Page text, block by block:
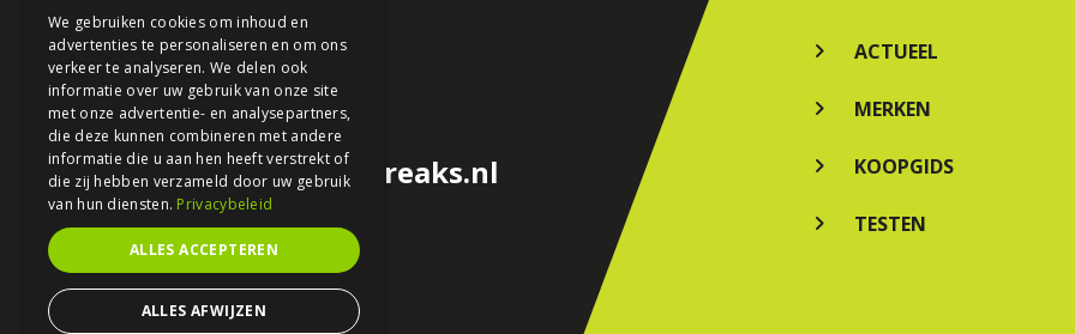
redactie@motorfreaks.nl
ACTUEEL
MERKEN
KOOPGIDS
TESTEN
We gebruiken cookies om inhoud en
advertenties te personaliseren en om ons
verkeer te analyseren. We delen ook
informatie over uw gebruik van onze site
met onze advertentie- en analysepartners,
die deze kunnen combineren met andere
informatie die u aan hen heeft verstrekt of
die zij hebben verzameld door uw gebruik
van hun diensten. Privacybeleid
ALLES ACCEPTEREN
ALLES AFWIJZEN